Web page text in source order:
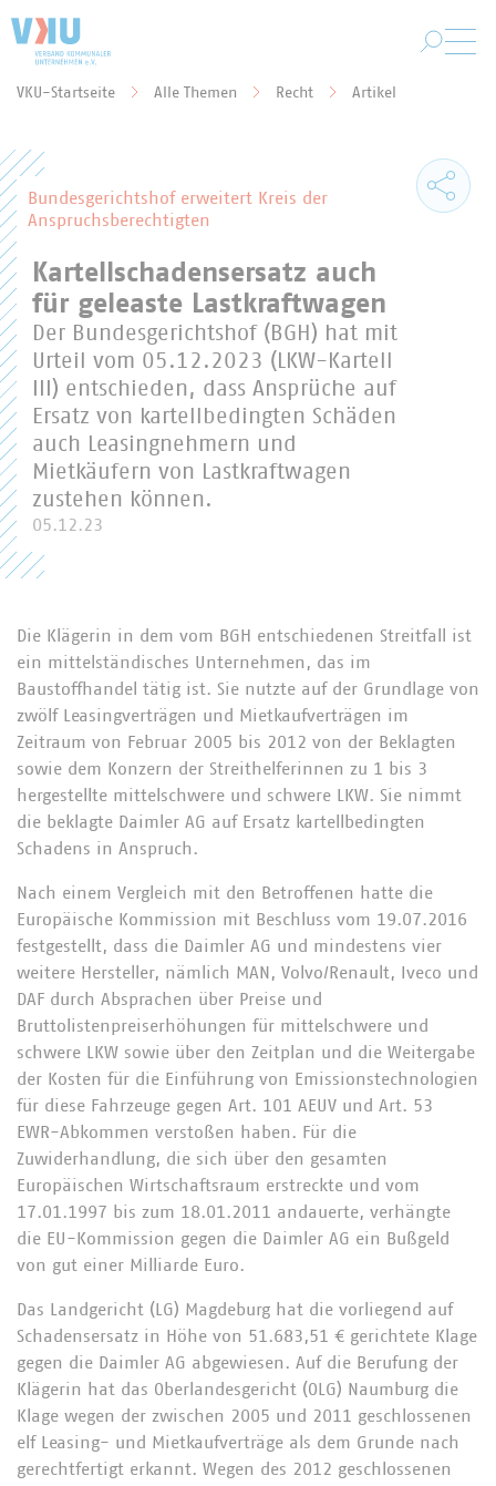
VKU-Startseite Alle Themen Recht Artikel
Bundesgerichtshof erweitert Kreis der
Anspruchsberechtigten
Kartellschadensersatz auch
für geleaste Lastkraftwagen
Der Bundesgerichtshof (BGH) hat mit
Urteil vom 05.12.2023 (LKW-Kartell
III) entschieden, dass Ansprüche auf
Ersatz von kartellbedingten Schäden
auch Leasingnehmern und
Mietkäufern von Lastkraftwagen
zustehen können.
05.12.23
Die Klägerin in dem vom BGH entschiedenen Streitfall ist
ein mittelständisches Unternehmen, das im
Baustoffhandel tätig ist. Sie nutzte auf der Grundlage von
zwölf Leasingverträgen und Mietkaufverträgen im
Zeitraum von Februar 2005 bis 2012 von der Beklagten
sowie dem Konzern der Streithelferinnen zu 1 bis 3
hergestellte mittelschwere und schwere LKW. Sie nimmt
die beklagte Daimler AG auf Ersatz kartellbedingten
Schadens in Anspruch.
Nach einem Vergleich mit den Betroffenen hatte die
Europäische Kommission mit Beschluss vom 19.07.2016
festgestellt, dass die Daimler AG und mindestens vier
weitere Hersteller, nämlich MAN, Volvo/Renault, Iveco und
DAF durch Absprachen über Preise und
Bruttolistenpreiserhöhungen für mittelschwere und
schwere LKW sowie über den Zeitplan und die Weitergabe
der Kosten für die Einführung von Emissionstechnologien
für diese Fahrzeuge gegen Art. 101 AEUV und Art. 53
EWR-Abkommen verstoßen haben. Für die
Zuwiderhandlung, die sich über den gesamten
Europäischen Wirtschaftsraum erstreckte und vom
17.01.1997 bis zum 18.01.2011 andauerte, verhängte
die EU-Kommission gegen die Daimler AG ein Bußgeld
von gut einer Milliarde Euro.
Das Landgericht (LG) Magdeburg hat die vorliegend auf
Schadensersatz in Höhe von 51.683,51 € gerichtete Klage
gegen die Daimler AG abgewiesen. Auf die Berufung der
Klägerin hat das Oberlandesgericht (OLG) Naumburg die
Klage wegen der zwischen 2005 und 2011 geschlossenen
elf Leasing- und Mietkaufverträge als dem Grunde nach
gerechtfertigt erkannt. Wegen des 2012 geschlossenen